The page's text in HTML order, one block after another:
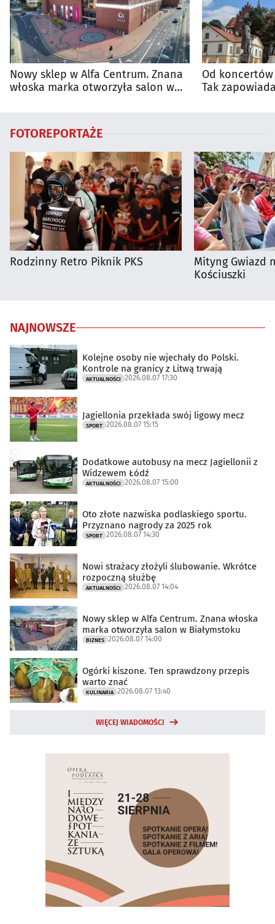
Nowy sklep w Alfa Centrum. Znana
włoska marka otworzyła salon w
Od
Tak
FOTOREPORTAŻE
Rodzinny Retro Piknik PKS
Mityng Gwiazd
Kościuszki
NAJNOWSZE
Kolejne osoby nie wjechały do Polski.
Kontrole na granicy z Litwą trwają
AKTUALNOŚCI 2026.08.07 17:30
Jagiellonia przekłada swój ligowy mecz
SPORT 2026.08.07 15:15
Dodatkowe autobusy na mecz Jagiellonii z
Widzewem Łódź
AKTUALNOŚCI 2026.08.07 15:00
Oto złote nazwiska podlaskiego sportu.
Przyznano nagrody za 2025 rok
SPORT 2026.08.07 14:30
Nowi strażacy złożyli ślubowanie. Wkrótce
rozpoczną służbę
AKTUALNOŚCI 2026.08.07 14:04
Nowy sklep w Alfa Centrum. Znana włoska
marka otworzyła salon w Białymstoku
BIZNES 2026.08.07 14:00
Ogórki kiszone. Ten sprawdzony przepis
warto znać
KULINARIA 2026.08.07 13:40
WIĘCEJ WIADOMOŚCI